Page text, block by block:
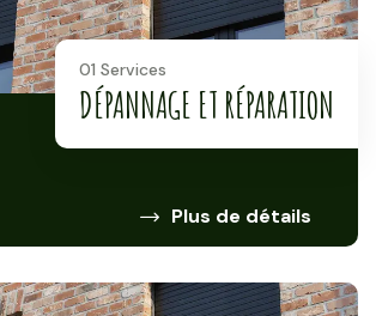
Plus de détails
01 Services
DÉPANNAGE ET RÉPARATION